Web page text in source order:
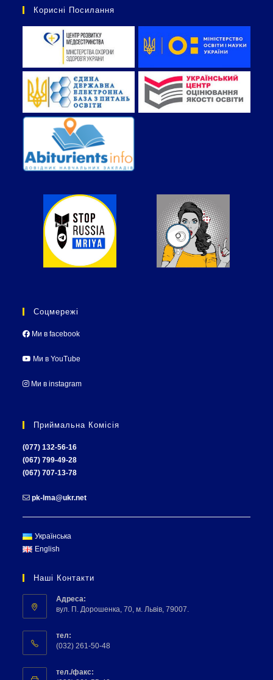
Корисні Посилання
Соцмережі
Ми в facebook
Ми в YouTube
Ми в instagram
Приймальна Комісія
(077) 132-56-16
(067) 799-49-28
(067) 707-13-78
pk-lma@ukr.net
Українська
English
Наші Контакти
Адреса:
вул. П. Дорошенка, 70, м. Львів, 79007.
тел:
(032) 261-50-48
тел./факс: